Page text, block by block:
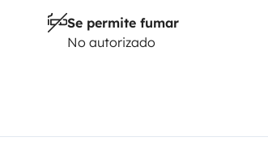
Se permite fumar
No autorizado